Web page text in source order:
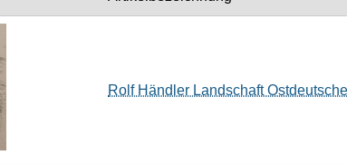
Rolf Händler Landschaft